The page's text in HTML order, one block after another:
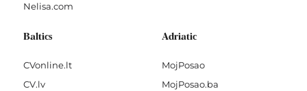
Nelisa.com
Baltics
CVonline.lt
CV.lv
Adriatic
MojPosao
MojPosao.ba